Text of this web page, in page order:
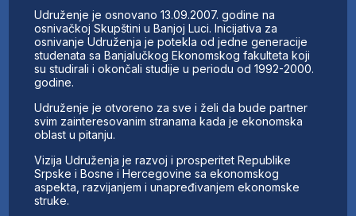
FINANSIJE
IZ STRANIH MEDIJA
AKTIVNOSTI
SWOT INTERVJU
UČLANI SE
KONTAKT
Udruženje je osnovano 13.09.2007. godine na
osnivačkoj Skupštini u Banjoj Luci. Inicijativa za
osnivanje Udruženja je potekla od jedne generacije
studenata sa Banjalučkog Ekonomskog fakulteta koji
su studirali i okončali studije u periodu od 1992-2000.
godine.
Udruženje je otvoreno za sve i želi da bude partner
svim zainteresovanim stranama kada je ekonomska
oblast u pitanju.
Vizija Udruženja je razvoj i prosperitet Republike
Srpske i Bosne i Hercegovine sa ekonomskog
aspekta, razvijanjem i unapređivanjem ekonomske
struke.